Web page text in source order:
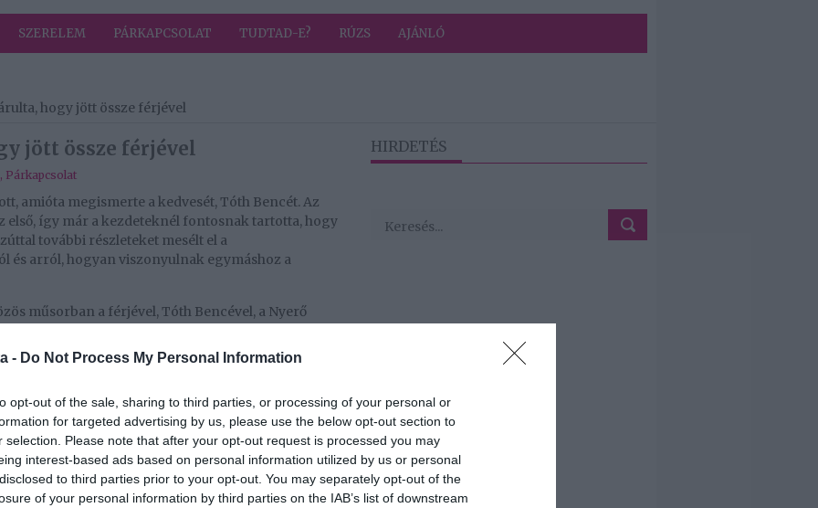
- Do Not Process My Personal Information
opt-out of the sale, sharing to third parties, or processing of your personal or
for targeted advertising by us, please use the below opt-out section to
selection. Please note that after your opt-out request is processed you may
interest-based ads based on personal information utilized by us or personal
to third parties prior to your opt-out. You may separately opt-out of the
of your personal information by third parties on the IAB’s list of downstream
SZERELEM PÁRKAPCSOLAT TUDTAD-E? RÚZS AJÁNLÓ
hogy jött össze férjével
jött össze férjével
, Párkapcsolat
amióta megismerte a kedvesét, Tóth Bencét. Az
első, így már a kezdeteknél fontosnak tartotta, hogy
további részleteket mesélt el a
és arról, hogyan viszonyulnak egymáshoz a
műsorban a férjével, Tóth Bencével, a Nyerő
arról, milyen hálás neki azért, hogy mindenben
az édesanya neve már évek óta gyakran látható
Berki Krisztiánnal kapcsolatban is mindig
ok, ami miatt összejött a jelenlegi párjával.
anyuka, akiről a média rendszeresen tudósított.
jellemezte az életemet, a mindennapjaim része
szerettünk. Persze ismertük egymást egy ideje,
haveri kapcsolatban ezzel szembesülni, mint egy
engem választott és azt, hogy egy pár legyünk"
HIRDETÉS